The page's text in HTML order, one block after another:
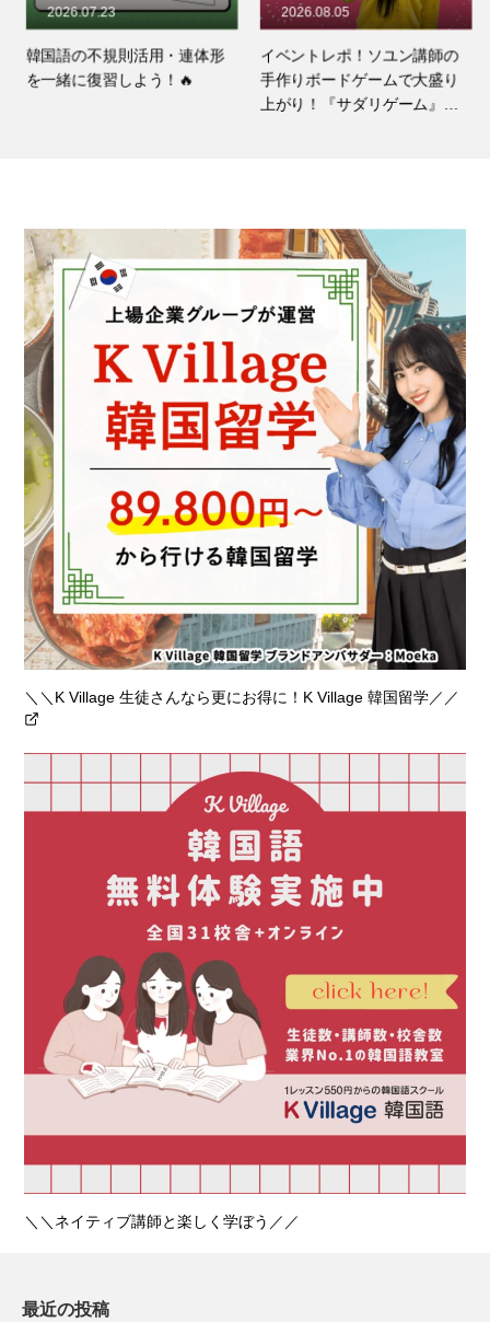
韓国語の不規則活用・連体形
を一緒に復習しよう！🔥
2026.07.23
イベントレポ！ソユン講師の
手作りボードゲームで大盛り
上がり！『サダリゲーム』イ
2026.08.05
＼＼K Village 生徒さんなら更にお得に！K Village 韓国留学／／
＼＼ネイティブ講師と楽しく学ぼう／／
最近の投稿